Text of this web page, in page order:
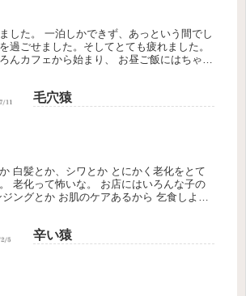
した。 一泊しかできず、あっという間でし
過ごせました。そしてとても疲れました。
んカフェから始まり、 お昼ご飯にはちゃん
毛穴猿
白髪とか、シワとか とにかく老化をとて
老化って怖いな。 お店にはいろんな子の
ングとか お肌のケアあるから 乞食しよう
辛い猿